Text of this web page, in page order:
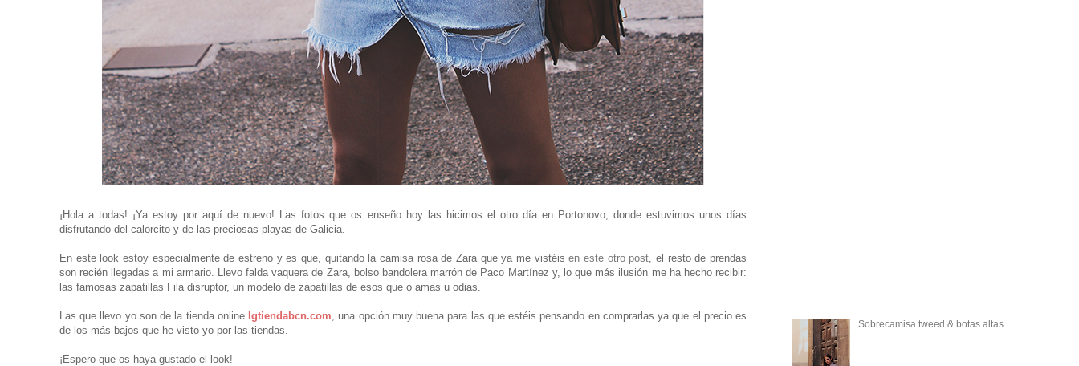
¡Hola a todas! ¡Ya estoy por aquí de nuevo! Las fotos que os enseño hoy las hicimos el otro día en Portonovo, donde estuvimos unos días
disfrutando del calorcito y de las preciosas playas de Galicia.
En este look estoy especialmente de estreno y es que, quitando la camisa rosa de Zara que ya me vistéisen este otro post, el resto de prendas
son recién llegadas a mi armario. Llevo falda vaquera de Zara, bolso bandolera marrón de Paco Martínez y, lo que más ilusión me ha hecho recibir:
las famosas zapatillas Fila disruptor, un modelo de zapatillas de esos que o amas u odias.
Las que llevo yo son de la tienda online Igtiendabcn.com, una opción muy buena para las que estéis pensando en comprarlas ya que el precio es
de los más bajos que he visto yo por las tiendas.
¡Espero que os haya gustado el look!
Sobrecamisa tweed & botas altas